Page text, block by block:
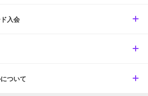
入会
ついて